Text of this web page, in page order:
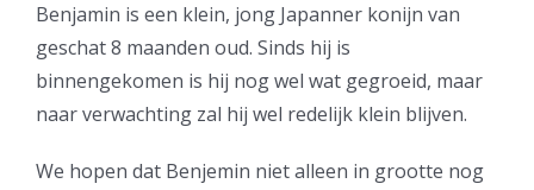
Benjamin is een klein, jong Japanner konijn van
geschat 8 maanden oud. Sinds hij is
binnengekomen is hij nog wel wat gegroeid, maar
naar verwachting zal hij wel redelijk klein blijven.
We hopen dat Benjemin niet alleen in grootte nog